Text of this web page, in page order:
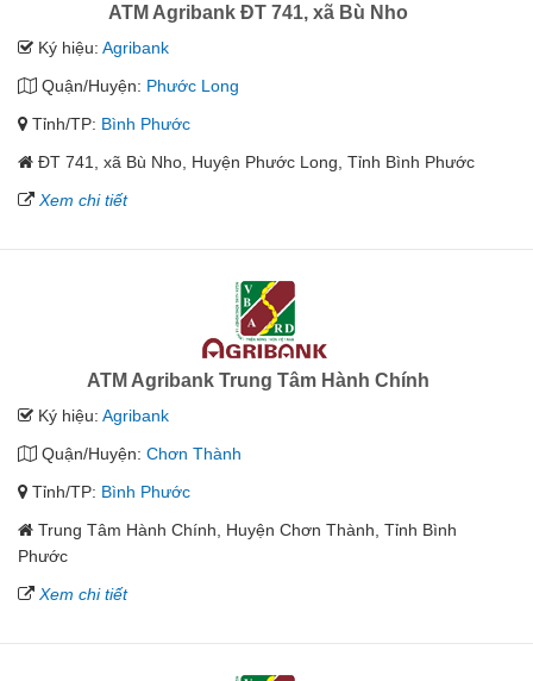
ATM Agribank ĐT 741, xã Bù Nho
Ký hiệu: Agribank
Quận/Huyện: Phước Long
Tỉnh/TP: Bình Phước
ĐT 741, xã Bù Nho, Huyện Phước Long, Tỉnh Bình Phước
Xem chi tiết
ATM Agribank Trung Tâm Hành Chính
Ký hiệu: Agribank
Quận/Huyện: Chơn Thành
Tỉnh/TP: Bình Phước
Trung Tâm Hành Chính, Huyện Chơn Thành, Tỉnh Bình
Phước
Xem chi tiết